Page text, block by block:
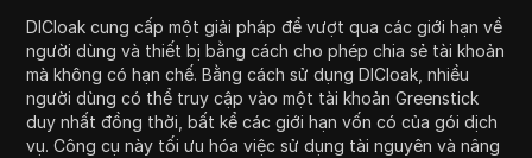
DICloak cung cấp một giải pháp để vượt qua các giới hạn về
người dùng và thiết bị bằng cách cho phép chia sẻ tài khoản
mà không có hạn chế. Bằng cách sử dụng DICloak, nhiều
người dùng có thể truy cập vào một tài khoản Greenstick
duy nhất đồng thời, bất kể các giới hạn vốn có của gói dịch
vụ. Công cụ này tối ưu hóa việc sử dụng tài nguyên và nâng